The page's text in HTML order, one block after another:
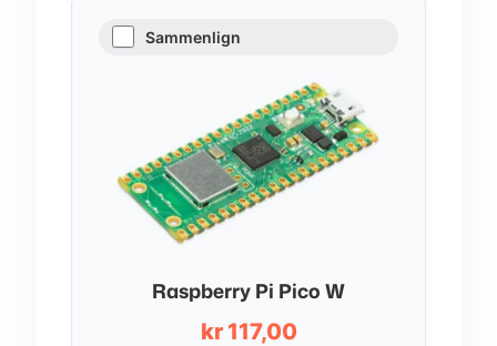
Sammenlign
Raspberry Pi Pico W
kr117,00